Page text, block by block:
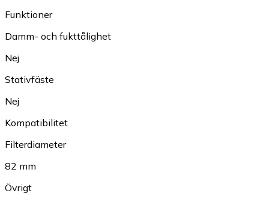
Funktioner
Damm- och fukttålighet
Nej
Stativfäste
Nej
Kompatibilitet
Filterdiameter
82 mm
Övrigt